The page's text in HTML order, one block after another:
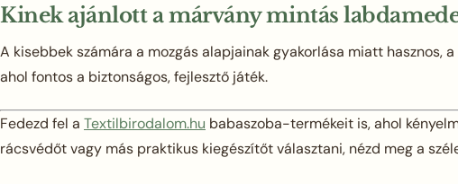
Kinek ajánlott a márvány mintás
A kisebbek számára a mozgás alapjainak gyakorlása miatt
ahol fontos a biztonságos, fejlesztő játék.
Fedezd fel a Textilbirodalom.hu babaszoba-termékeit is, ahol
rácsvédőt vagy más praktikus kiegészítőt választani, nézd meg a